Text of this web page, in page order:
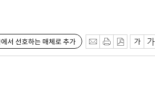
서 선호하는 매체로 추가